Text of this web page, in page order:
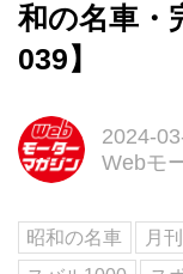
和の名車・
039】
2024-
Webモ
昭和の名車 月